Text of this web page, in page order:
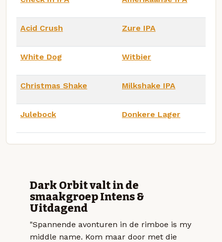
Acid Crush Zure IPA
White Dog Witbier
Christmas Shake Milkshake IPA
Julebock Donkere Lager
Dark Orbit valt in de
smaakgroep Intens &
Uitdagend
"Spannende avonturen in de rimboe is my
middle name. Kom maar door met die